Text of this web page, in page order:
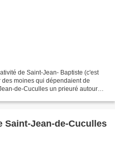
de Saint-Jean- Baptiste (c'est
moines qui dépendaient de
de-Cuculles un prieuré autour
Saint-Jean-de-Cuculles